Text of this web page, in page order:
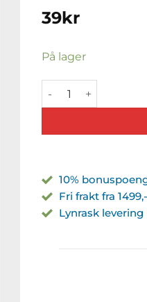
39kr
På lager
Presskobling DN10
10%
Fri frakt fra
Lynrask levering